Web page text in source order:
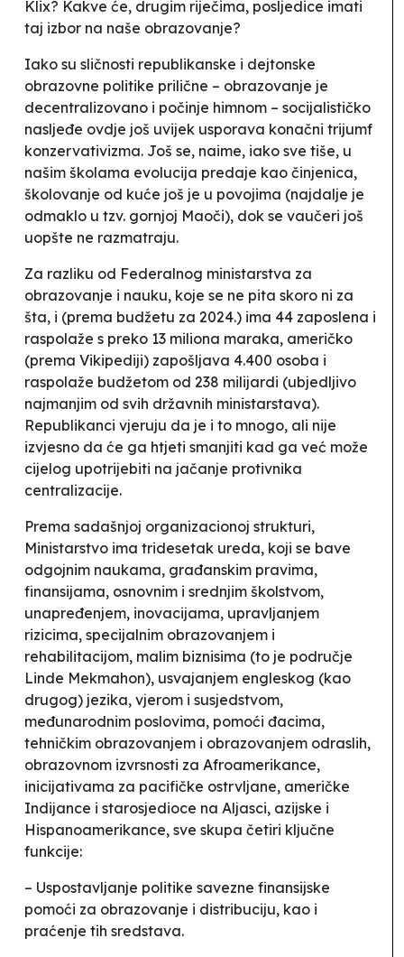
Klix? Kakve će, drugim riječima, posljedice imati
taj izbor na naše obrazovanje?
Iako su sličnosti republikanske i dejtonske
obrazovne politike prilične – obrazovanje je
decentralizovano i počinje himnom – socijalističko
nasljeđe ovdje još uvijek usporava konačni trijumf
konzervativizma. Još se, naime, iako sve tiše, u
našim školama evolucija predaje kao činjenica,
školovanje od kuće još je u povojima (najdalje je
odmaklo u tzv. gornjoj Maoči), dok se vaučeri još
uopšte ne razmatraju.
Za razliku od Federalnog ministarstva za
obrazovanje i nauku, koje se ne pita skoro ni za
šta, i (prema budžetu za 2024.) ima 44 zaposlena i
raspolaže s preko 13 miliona maraka, američko
(prema Vikipediji) zapošljava 4.400 osoba i
raspolaže budžetom od 238 milijardi (ubjedljivo
najmanjim od svih državnih ministarstava).
Republikanci vjeruju da je i to mnogo, ali nije
izvjesno da će ga htjeti smanjiti kad ga već može
cijelog upotrijebiti na jačanje protivnika
centralizacije.
Prema sadašnjoj organizacionoj strukturi,
Ministarstvo ima tridesetak ureda, koji se bave
odgojnim naukama, građanskim pravima,
finansijama, osnovnim i srednjim školstvom,
unapređenjem, inovacijama, upravljanjem
rizicima, specijalnim obrazovanjem i
rehabilitacijom, malim biznisima (to je područje
Linde Mekmahon), usvajanjem engleskog (kao
drugog) jezika, vjerom i susjedstvom,
međunarodnim poslovima, pomoći đacima,
tehničkim obrazovanjem i obrazovanjem odraslih,
obrazovnom izvrsnosti za Afroamerikance,
inicijativama za pacifičke ostrvljane, američke
Indijance i starosjedioce na Aljasci, azijske i
Hispanoamerikance, sve skupa četiri ključne
funkcije:
– Uspostavljanje politike savezne finansijske
pomoći za obrazovanje i distribuciju, kao i
praćenje tih sredstava.